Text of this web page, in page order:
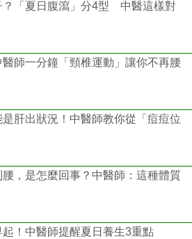
？「夏日腹瀉」分4型 中醫這樣對
師一分鐘「頸椎運動」讓你不再腰
肝出狀況！中醫師教你從「痘痘位
，是怎麼回事？中醫師：這種體質
！中醫師提醒夏日養生3重點